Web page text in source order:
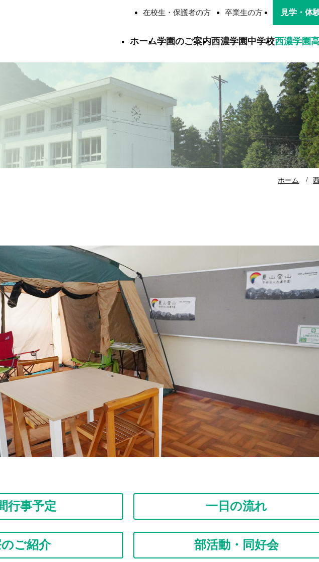
在校生・保護者の方 卒業生の方 見学・ 体
ホーム学園のご案内
ごあいさつ 学校法人西濃学園
いじめ防止基本方針 西濃学園の寮生活
よくあるご質問 認定・表彰
教職員紹介 校歌紹介
西濃学園中学校
西濃学園中学校について
交通アクセス
西濃学園
西濃学園高等学校について
卒業生の進路 卒業生の声
ホーム
行事予定 一日の流れ
ご紹介 部活動・同好会